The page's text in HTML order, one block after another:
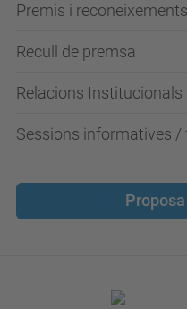
Premis i reconeixements
Recull de premsa
Relacions Institucionals
Sessions informatives /